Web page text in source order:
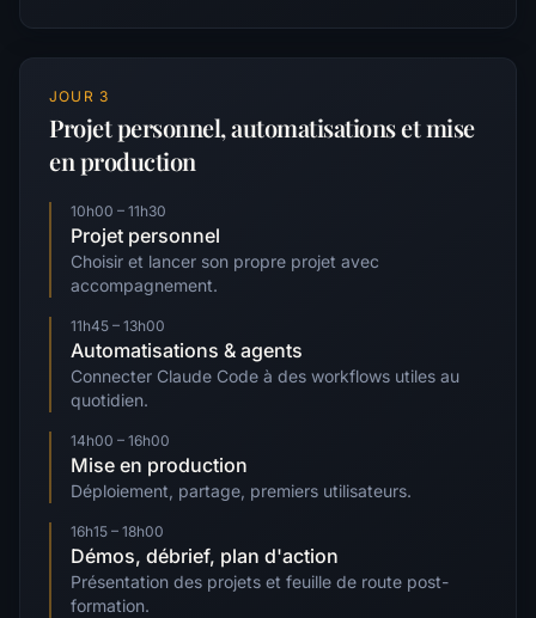
JOUR 3
Projet personnel, automatisations et mise
en production
10h00 – 11h30
Projet personnel
Choisir et lancer son propre projet avec
accompagnement.
11h45 – 13h00
Automatisations & agents
Connecter Claude Code à des workflows utiles au
quotidien.
14h00 – 16h00
Mise en production
Déploiement, partage, premiers utilisateurs.
16h15 – 18h00
Démos, débrief, plan d'action
Présentation des projets et feuille de route post-
formation.